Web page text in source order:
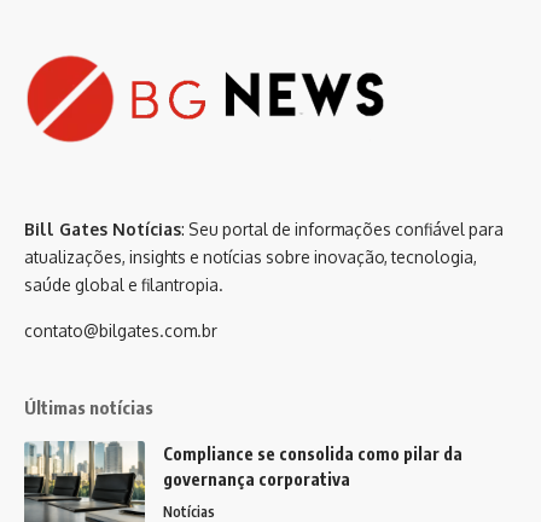
Bill Gates Notícias: Seu portal de informações confiável para
atualizações, insights e notícias sobre inovação, tecnologia,
saúde global e filantropia.
contato@bilgates.com.br
Últimas notícias
Compliance se consolida como pilar da
governança corporativa
Notícias